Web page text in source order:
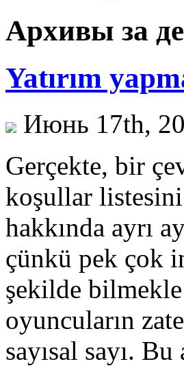
Архивы за
Yatırım
Июнь 17th,
Gerçekte, bir
koşullar
hakkında ayrı
çünkü pek çok
şekilde
oyuncuların
sayısal sayı.